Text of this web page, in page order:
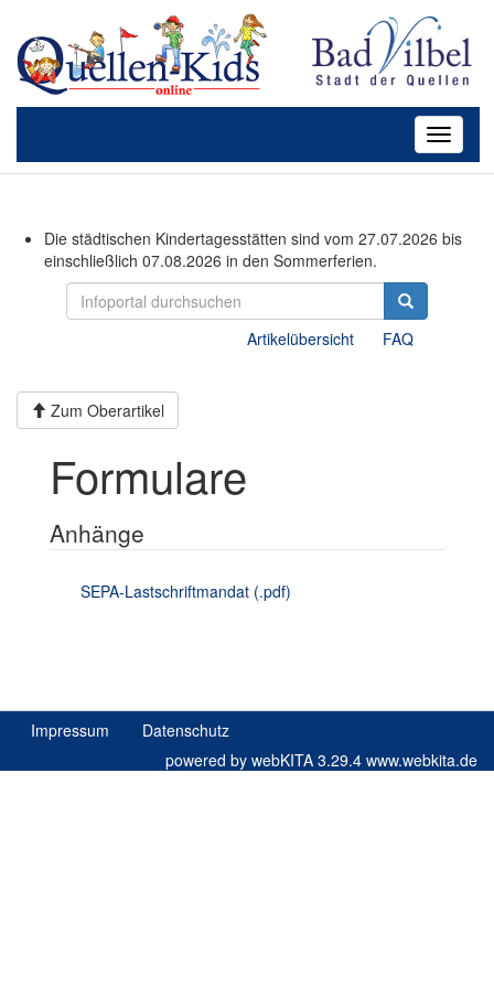
Toggle
Die städtischen Kindertagesstätten sind vom 27.07.2026 bis
einschließlich 07.08.2026 in den Sommerferien.
FAQ
Artikelübersicht
Zum Oberartikel
Formulare
Anhänge
SEPA-Lastschriftmandat (.pdf)
Impressum
Datenschutz
powered by webKITA 3.29.4 www.webkita.de